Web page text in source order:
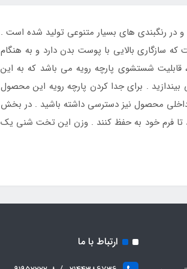
رنگبندی های بسیار متنوعی تولید شده است .
سازگاری بالایی با پوست بدن دارد و به هنگام
شستشوی پارچه رویه می باشد که به این
. برای جدا کردن پارچه رویه این محصول
داخلی محصول نیز دسترسی داشته باشید . در بخش
تا فرم خود به حفظ کنند . وزن این تخت شنی یک
ارتباط با ما